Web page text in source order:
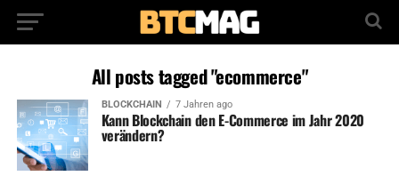
All posts tagged "ecommerce"
BLOCKCHAIN 7 Jahren ago
Kann Blockchain den E-Commerce im Jahr 2020
verändern?